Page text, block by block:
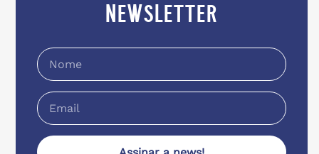
newsletter